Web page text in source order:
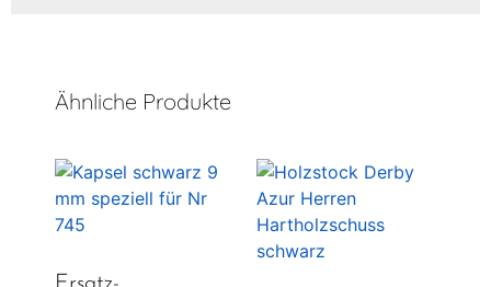
Ähnliche Produkte